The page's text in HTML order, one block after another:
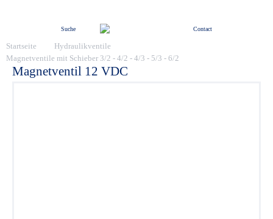
Suche Contact
Startseite
Hydraulikventile
Magnetventile mit Schieber 3/2 - 4/2 - 4/3 - 5/3 - 6/2
Magnetventil 12 VDC